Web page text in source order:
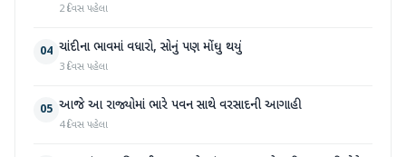
2 દિવસ પહેલા
04 ચાંદીના ભાવમાં વધારો, સોનું પણ મોંઘુ થયું
3 દિવસ પહેલા
05 આજે આ રાજ્યોમાં ભારે પવન સાથે વરસાદની આગાહી
4 દિવસ પહેલા